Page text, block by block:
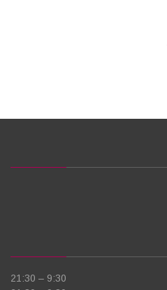
9:30 – 21:30